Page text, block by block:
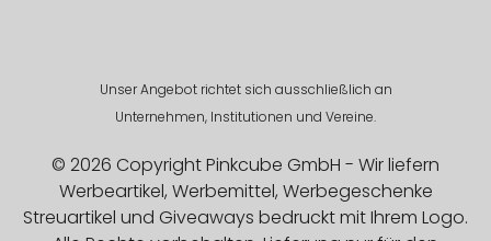
Unser Angebot richtet sich ausschließlich an
Unternehmen, Institutionen und Vereine.
© 2026 Copyright Pinkcube GmbH - Wir liefern
Werbeartikel, Werbemittel, Werbegeschenke
Streuartikel und Giveaways bedruckt mit Ihrem Logo.